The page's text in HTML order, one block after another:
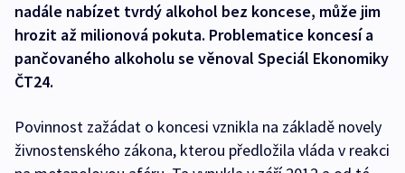
nadále nabízet tvrdý alkohol bez koncese, může jim
hrozit až milionová pokuta. Problematice koncesí a
pančovaného alkoholu se věnoval Speciál Ekonomiky
ČT24.
Povinnost zažádat o koncesi vznikla na základě novely
živnostenského zákona, kterou předložila vláda v reakci